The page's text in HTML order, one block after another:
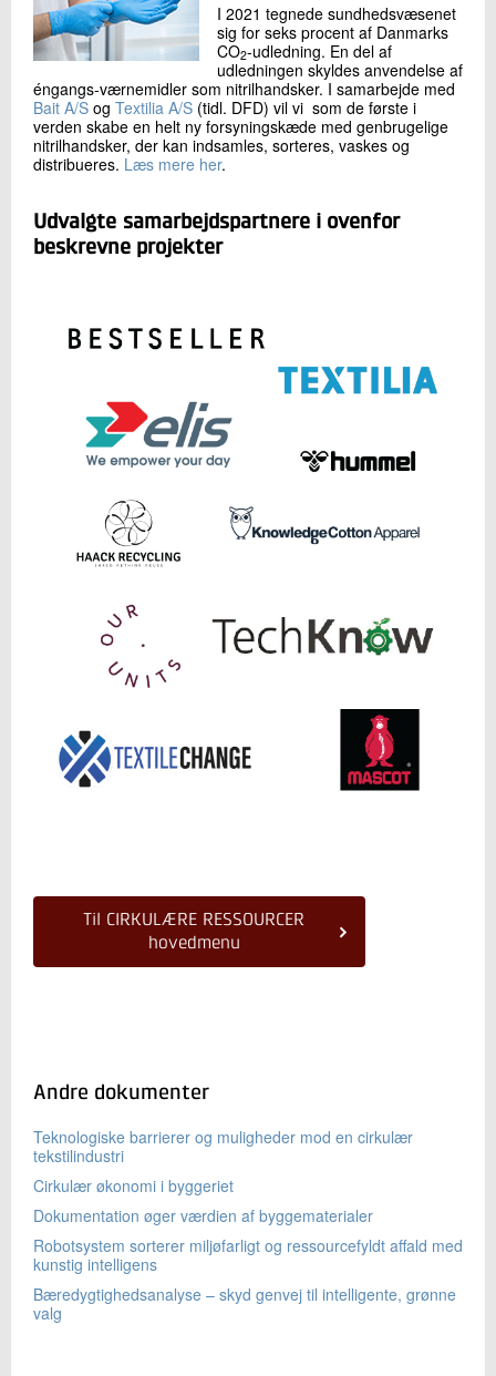
I 2021 tegnede sundhedsvæsenet
sig for seks procent af Danmarks
CO2-udledning. En del af
udledningen skyldes anvendelse af
éngangs-værnemidler som nitrilhandsker. I samarbejde med
Bait A/S og Textilia A/S (tidl. DFD) vil vi som de første i
verden skabe en helt ny forsyningskæde med genbrugelige
nitrilhandsker, der kan indsamles, sorteres, vaskes og
distribueres. Læs mere her.
Udvalgte samarbejdspartnere i ovenfor
beskrevne projekter
Til CIRKULÆRE RESSOURCER
hovedmenu
Andre dokumenter
Teknologiske barrierer og muligheder mod en cirkulær
tekstilindustri
Cirkulær økonomi i byggeriet
Dokumentation øger værdien af byggematerialer
Robotsystem sorterer miljøfarligt og ressourcefyldt affald med
kunstig intelligens
Bæredygtighedsanalyse – skyd genvej til intelligente, grønne
valg